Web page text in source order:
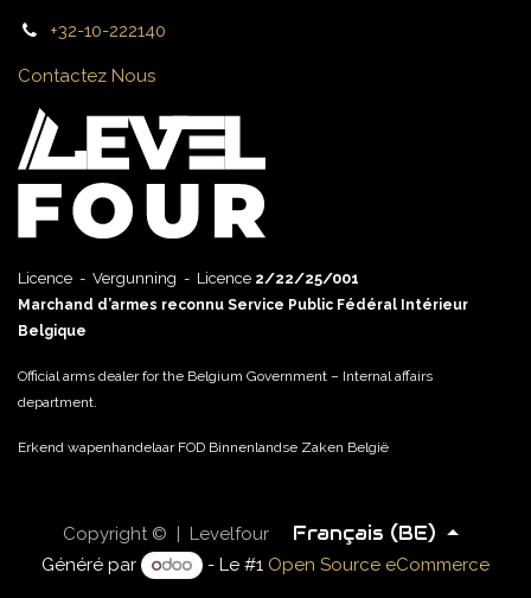
+32-10-222140
Contactez Nous
Licence - Vergunning - Licence 2/22/25/001
Marchand d’armes reconnu Service Public Fédéral Intérieur
Belgique
Official arms dealer for the Belgium Government – Internal affairs
department.
Erkend wapenhandelaar FOD Binnenlandse Zaken België
Copyright © | Levelfour Français (BE)
Généré par - Le #1 Open Source eCommerce